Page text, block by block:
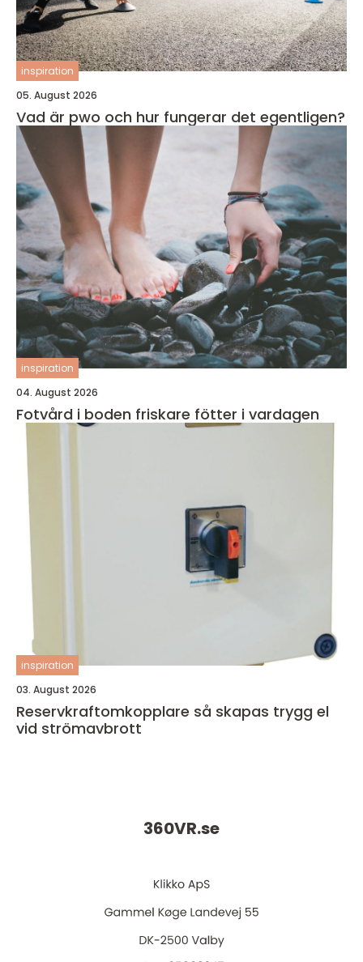
inspiration
05. August 2026
Vad är pwo och hur fungerar det egentligen?
inspiration
04. August 2026
Fotvård i boden friskare fötter i vardagen
inspiration
03. August 2026
Reservkraftomkopplare så skapas trygg el
vid strömavbrott
360VR.se